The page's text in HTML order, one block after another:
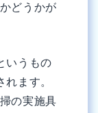
どうかが
いうもの
ます。
の実施具